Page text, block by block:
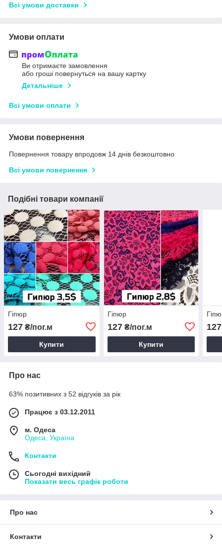
Всі умови доставки
Умови оплати
Ви отримаєте замовлення
або гроші повернуться на вашу картку
Детальніше
Всі умови оплати
Умови повернення
Повернення товару впродовж 14 днів безкоштовно
Всі умови повернення
Подібні товари компанії
Гіпюр
127 ₴/пог.м
Купити
Гіпюр
127₴/пог.м
Купити
127
Про нас
63% позитивних з 52 відгуків за рік
Працює з 03.12.2011
м. Одеса
Одеса, Україна
Контакти
Сьогодні вихідний
Показати весь графік роботи
Про нас
Контакти